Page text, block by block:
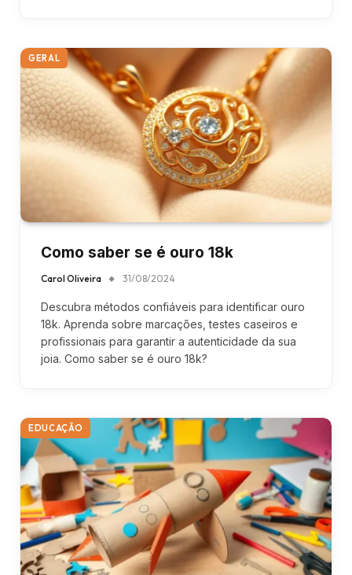
GERAL
Como saber se é ouro 18k
Carol Oliveira 31/08/2024
Descubra métodos confiáveis para identificar ouro
18k. Aprenda sobre marcações, testes caseiros e
profissionais para garantir a autenticidade da sua
joia. Como saber se é ouro 18k?
EDUCAÇÃO